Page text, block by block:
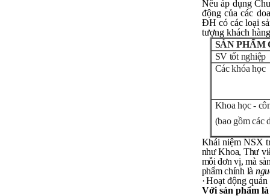
Nếu áp dụng
động của các
ĐH có các loại
tượng khách
SẢN PHẨM
SV tốt nghiệp
Các khóa học
Khoa học -
(bao gồm các
Khái niệm NSX
như Khoa, Thư
mỗi đơn vị, mà
phẩm chính là
·Hoạt động
Với sản phẩm